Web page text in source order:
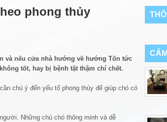
phong thủy
và nếu cửa nhà hướng về hướng Tốn tức
tốt, hay bị bệnh tật thậm chí chết.
chú ý đến yếu tố phong thủy để giúp chó có
Những chú chó thông minh và dễ